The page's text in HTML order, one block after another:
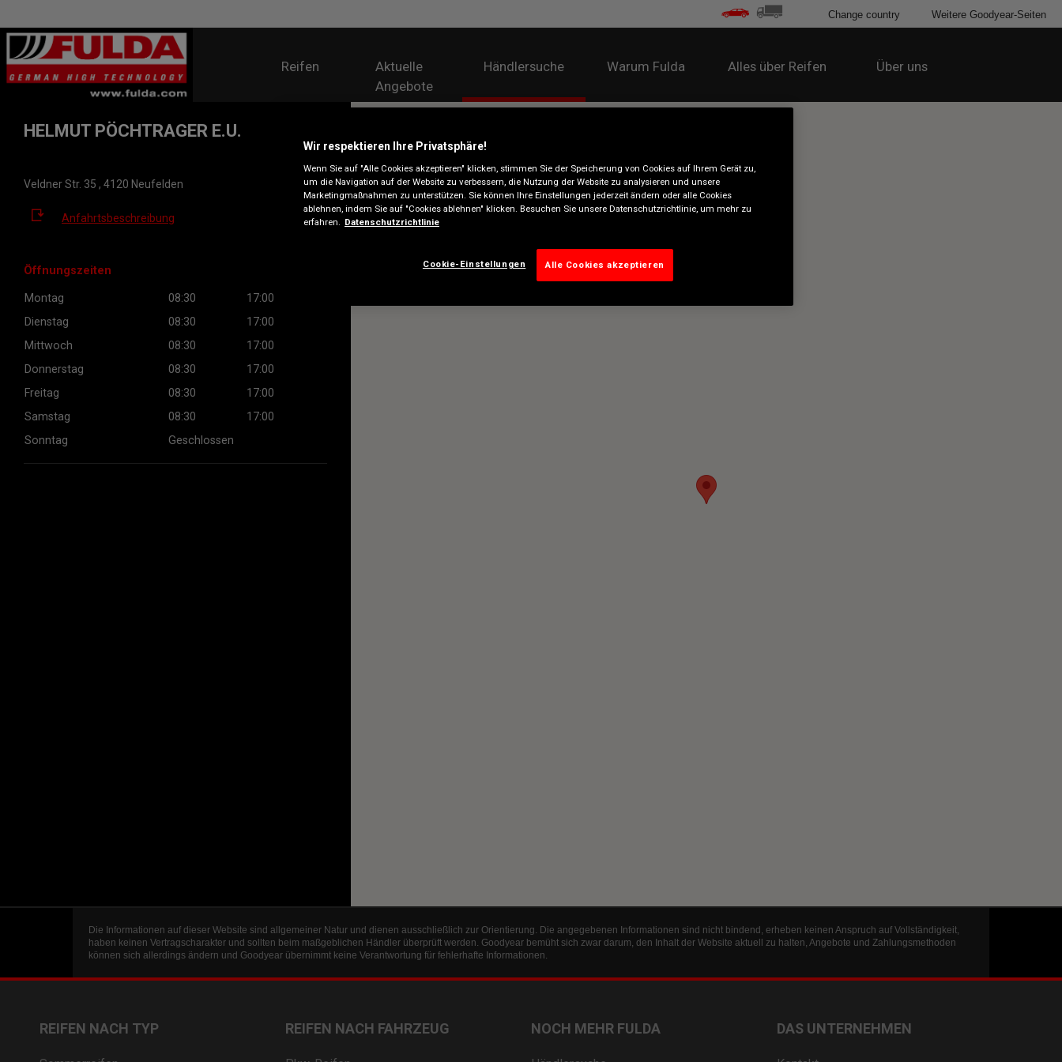
Reifen
Aktuelle
Angebote
Händlersuche Warum Fulda Alles über Reifen Über uns
Change country Weitere Goodyear-Seiten
HELMUT PÖCHTRAGER E.U.
Veldner Str. 35 , 4120 Neufelden
Anfahrtsbeschreibung
Öffnungszeiten
Montag 08:30
17:00
Dienstag
08:30
17:00
Mittwoch
08:30
17:00
Donnerstag
08:30
17:00
Freitag
08:30
17:00
Samstag
08:30
17:00
Sonntag
Geschlossen
Die Informationen auf dieser Website sind allgemeiner Natur und dienen ausschließlich zur Orientierung. Die angegebenen Informationen sind nicht bindend, erheben keinen Anspruch auf Vollständigkeit,
haben keinen Vertragscharakter und sollten beim maßgeblichen Händler überprüft werden. Goodyear bemüht sich zwar darum, den Inhalt der Website aktuell zu halten, Angebote und Zahlungsmethoden
können sich allerdings ändern und Goodyear übernimmt keine Verantwortung für fehlerhafte Informationen.
REIFEN NACH TYP REIFEN NACH FAHRZEUG NOCH MEHR FULDA DAS UNTERNEHMEN
Wir respektieren Ihre Privatsphäre!
Wenn Sie auf "Alle Cookies akzeptieren" klicken, stimmen Sie der Speicherung von Cookies auf Ihrem Gerät zu,
um die Navigation auf der Website zu verbessern, die Nutzung der Website zu analysieren und unsere
Marketingmaßnahmen zu unterstützen. Sie können Ihre Einstellungen jederzeit ändern oder alle Cookies
ablehnen, indem Sie auf "Cookies ablehnen" klicken. Besuchen Sie unsere Datenschutzrichtlinie, um mehr zu
erfahren.
Datenschutzrichtlinie
Cookie-Einstellungen Alle Cookies akzeptieren